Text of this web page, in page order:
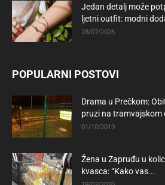
Jedan detalj može
ljetni outfit: modni
28/07/2026
POPULARNI POSTOVI
Drama u Prečkom:
pruzi na tramvajskom
01/10/2019
Žena u Zapruđu u
kvasca: “Kako vas...